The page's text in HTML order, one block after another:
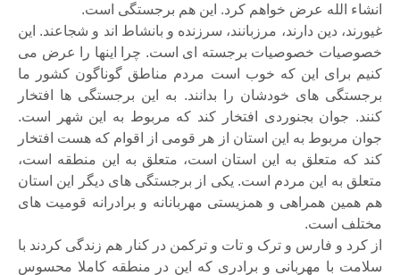
انشاء الله عرض خواهم کرد. این هم برجستگی است.
غیورند، دین دارند، مرزبانند، سرزنده و بانشاط اند و شجاعند. این
خصوصیات خصوصیات برجسته ای است. چرا اینها را عرض می
کنیم برای این که خوب است مردم مناطق گوناگون کشور ما
برجستگی های خودشان را بدانند. به این برجستگی ها افتخار
کنند. جوان بجنوردی افتخار کند که مربوط به این شهر است.
جوان مربوط به این استان از هر قومی از اقوام که هست افتخار
کند که متعلق به این استان است، متعلق به این منطقه است،
متعلق به این مردم است. یکی از برجستگی های دیگر این استان
هم همین همراهی و همزیستی مهربانانه و برادرانه قومیت های
مختلف است.
از کرد و فارس و ترک و تات و ترکمن در کنار هم زندگی کردند با
سلامت با مهربانی و برادری که این در منطقه کاملا محسوس